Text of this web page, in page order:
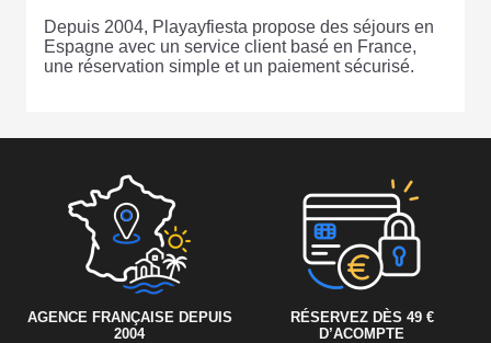
Depuis 2004, Playayfiesta propose des séjours en
Espagne avec un service client basé en France,
une réservation simple et un paiement sécurisé.
AGENCE FRANÇAISE DEPUIS
2004
RÉSERVEZ DÈS 49 €
D’ACOMPTE